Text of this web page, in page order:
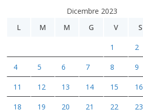
Dicembre 2023
L
M M G V S
1 2
4 5 6 7 8 9
11 12 13 14 15 16
18 19 20 21 22 23